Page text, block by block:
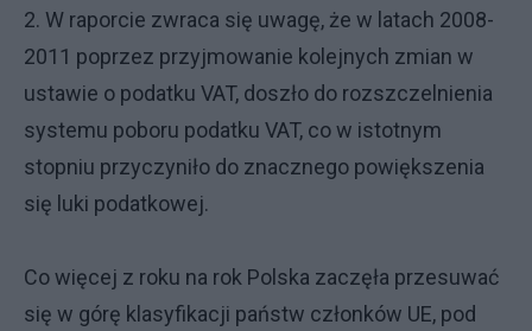
2. W raporcie zwraca się uwagę, że w latach 2008-
2011 poprzez przyjmowanie kolejnych zmian w
ustawie o podatku VAT, doszło do rozszczelnienia
systemu poboru podatku VAT, co w istotnym
stopniu przyczyniło do znacznego powiększenia
się luki podatkowej.
Co więcej z roku na rok Polska zaczęła przesuwać
się w górę klasyfikacji państw członków UE, pod